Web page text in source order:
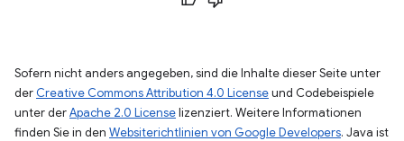
Sofern nicht anders angegeben, sind die Inhalte dieser Seite unter
der Creative Commons Attribution 4.0 Licenseund Codebeispiele
unter derApache 2.0 Licenselizenziert. Weitere Informationen
finden Sie in den Websiterichtlinien von Google Developers. Java ist